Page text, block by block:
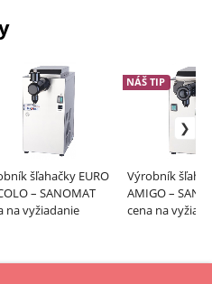
šľahačky EURO
– SANOMAT
na vyžiadanie
Výrobník
AMIGO –
NÁŠ TIP
cena na